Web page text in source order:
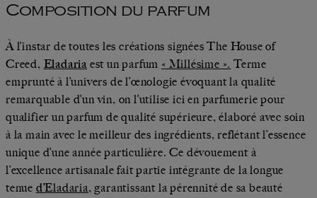
Composition du parfum
À l’instar de toutes les créations signées The House of
Creed, Eladaria est un parfum « Millésime ». Terme
emprunté à l’univers de l’œnologie évoquant la qualité
remarquable d’un vin, on l’utilise ici en parfumerie pour
qualifier un parfum de qualité supérieure, élaboré avec soin
à la main avec le meilleur des ingrédients, reflétant l’essence
unique d’une année particulière. Ce dévouement à
l’excellence artisanale fait partie intégrante de la longue
tenue d’Eladaria, garantissant la pérennité de sa beauté